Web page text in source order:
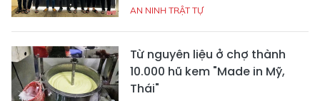
AN NINH TRẬT TỰ
Từ nguyên liệu ở chợ thành
10.000 hũ kem "Made in Mỹ,
Thái"